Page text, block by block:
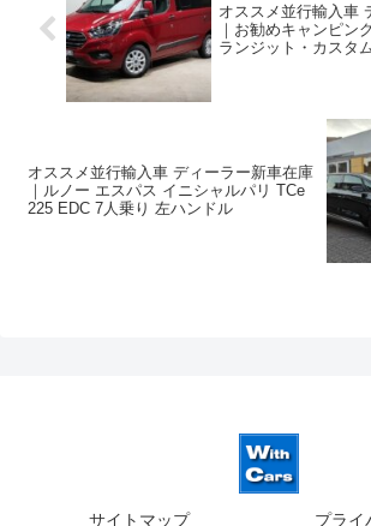
オススメ並行輸入車
｜お勧めキャンピン
ランジット・カスタ
オススメ並行輸入車 ディーラー新車在庫
｜ルノー エスパス イニシャルパリ TCe
225 EDC 7人乗り 左ハンドル
サイトマップ プライ